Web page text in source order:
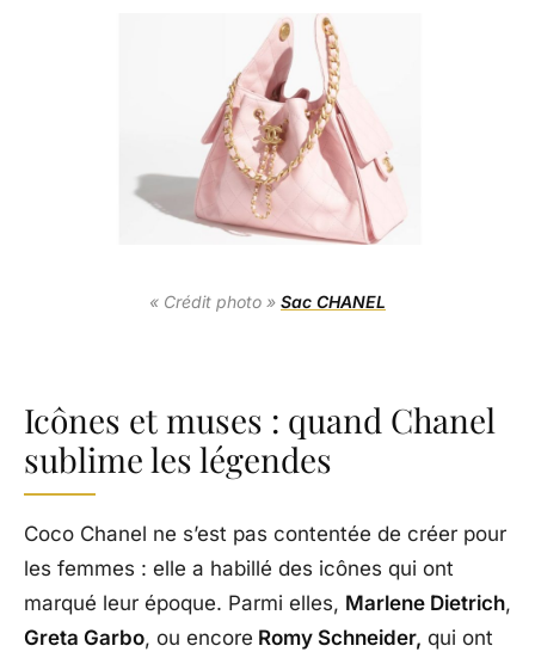
« Crédit photo » Sac CHANEL
Icônes et muses : quand Chanel
sublime les légendes
Coco Chanel ne s’est pas contentée de créer pour
les femmes : elle a habillé des icônes qui ont
marqué leur époque. Parmi elles, Marlene Dietrich,
Greta Garbo, ou encore Romy Schneider, qui ont